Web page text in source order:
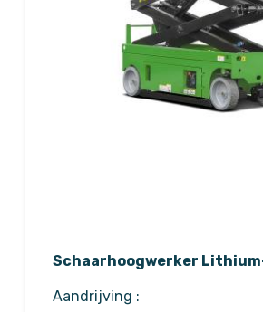
Schaarhoogwerker
Aandrijving :